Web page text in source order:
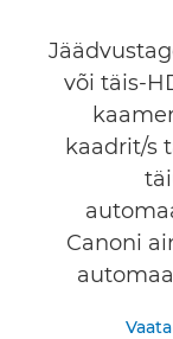
No Sellers Found
või täis-
kaadrit/s
Canoni